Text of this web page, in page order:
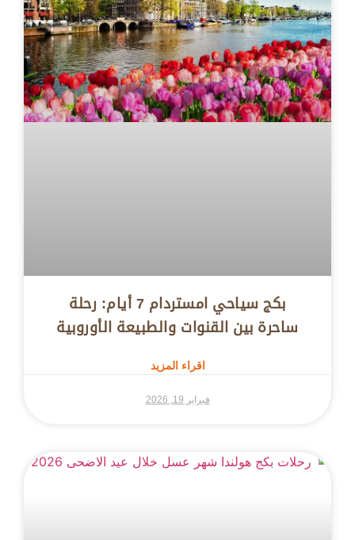
بكج سياحي امستردام 7 أيام: رحلة
ساحرة بين القنوات والطبيعة الأوروبية
اقراء المزيد
فبراير 19, 2026